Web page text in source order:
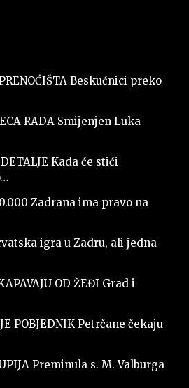
Beskućnici preko
RADA Smijenjen Luka
Kada će stići
Zadrana ima pravo na
igra u Zadru, ali jedna
OD ŽEĐI Grad i
POBJEDNIK Petrčane čekaju
Preminula s. M. Valburga